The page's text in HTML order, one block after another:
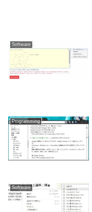
Software
Programming
Software